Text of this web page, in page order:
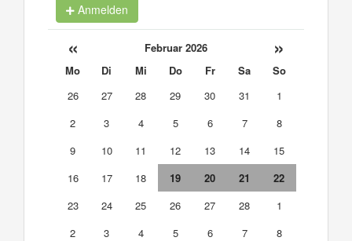
Anmelden
« Februar 2026 »
Mo Di Mi Do Fr Sa
So
26
27 28 29 30 31
1
2
3 4 5 6 7
8
9
10 11 12 13 14
15
16
17 18 19 20 21
22
23
24 25 26 27 28
1
2
3 4 5 6 7 8